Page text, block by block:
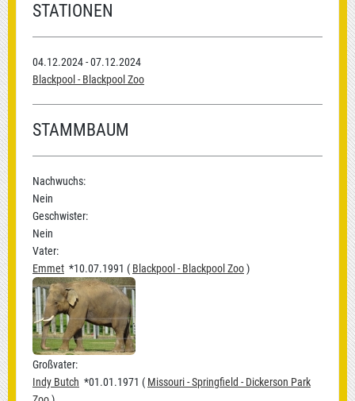
STATIONEN
04.12.2024 - 07.12.2024
Blackpool - Blackpool Zoo
STAMMBAUM
Nachwuchs:
Nein
Geschwister:
Nein
Vater:
Emmet *10.07.1991 ( Blackpool - Blackpool Zoo)
Großvater:
Indy Butch *01.01.1971 ( Missouri - Springfield - Dickerson Park